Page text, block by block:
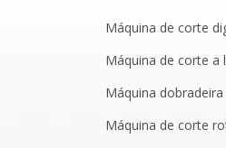
Máquina de corte
Máquina de corte a
Máquina
Máquina de corte